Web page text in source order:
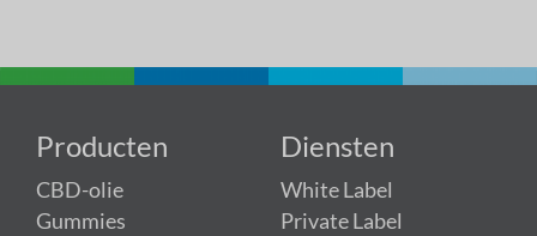
Producten
CBD-olie
Gummies
Diensten
White Label
Private Label